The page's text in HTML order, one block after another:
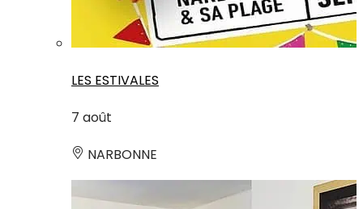
LES ESTIVALES
7 août
NARBONNE